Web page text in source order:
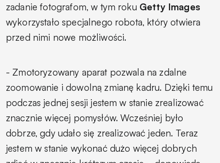
zadanie fotografom, w tym roku Getty Images
wykorzystało specjalnego robota, który otwiera
przed nimi nowe możliwości.
- Zmotoryzowany aparat pozwala na zdalne
zoomowanie i dowolną zmianę kadru. Dzięki temu
podczas jednej sesji jestem w stanie zrealizować
znacznie więcej pomysłów. Wcześniej było
dobrze, gdy udało się zrealizować jeden. Teraz
jestem w stanie wykonać dużo więcej dobrych